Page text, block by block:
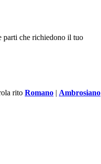
parti che richiedono il tuo
rito Romano | Ambrosiano